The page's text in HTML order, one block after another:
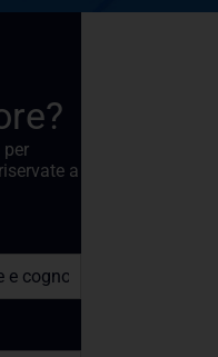
a